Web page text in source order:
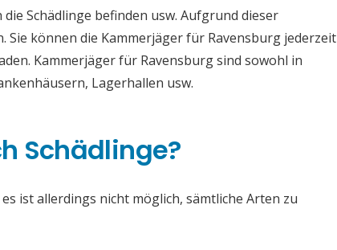
Schädlinge befinden usw. Aufgrund dieser
können die Kammerjäger für Ravensburg jederzeit
Kammerjäger für Ravensburg sind sowohl in
Lagerhallen usw.
Schädlinge?
ist allerdings nicht möglich, sämtliche Arten zu